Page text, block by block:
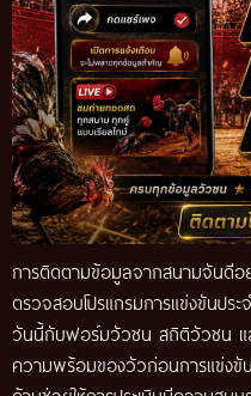
การติดตามข้อมูลจากสนามจันดีอ
ตรวจสอบโปรแกรมการแข่งขันปร
วันนี้กับฟอร์มวัวชน สถิติวัวชน แล
ความพร้อมของวัวก่อนการแข่งขั